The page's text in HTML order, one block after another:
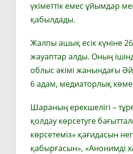
үкіметтік емес ұйымдар
қабылдады.
Жалпы ашық есік күніне
жауаптар алды. Оның
облыс әкімі жанындағы
6 адам, медиаторлық
Шараның ерекшелігі –
қолдау көрсетуге
көрсетеміз» қағидасын
қабырғасын», «Анонимді